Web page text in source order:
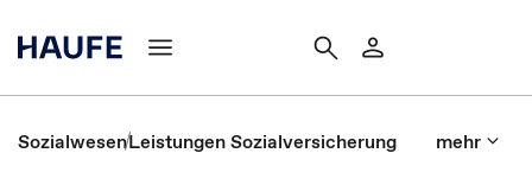
SozialwesenLeistungen Sozialversicherung mehr